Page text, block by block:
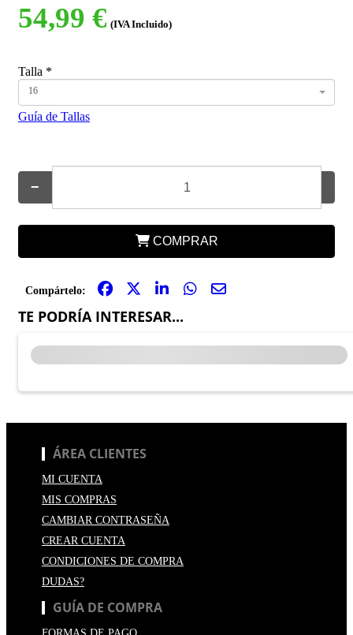
54,99 € (IVA Incluido)
Talla *
16
Guía de Tallas
−
COMPRAR
Compártelo:
TE PODRÍA INTERESAR...
ÁREA CLIENTES
MI CUENTA
MIS COMPRAS
CAMBIAR CONTRASEÑA
CREAR CUENTA
CONDICIONES DE COMPRA
DUDAS?
GUÍA DE COMPRA